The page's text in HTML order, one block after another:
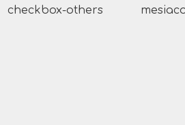
checkbox-others